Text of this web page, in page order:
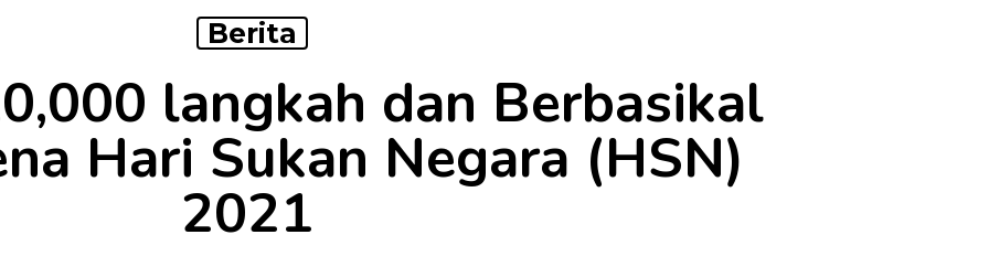
Berita
langkah dan Berbasikal
Hari Sukan Negara (HSN)
2021